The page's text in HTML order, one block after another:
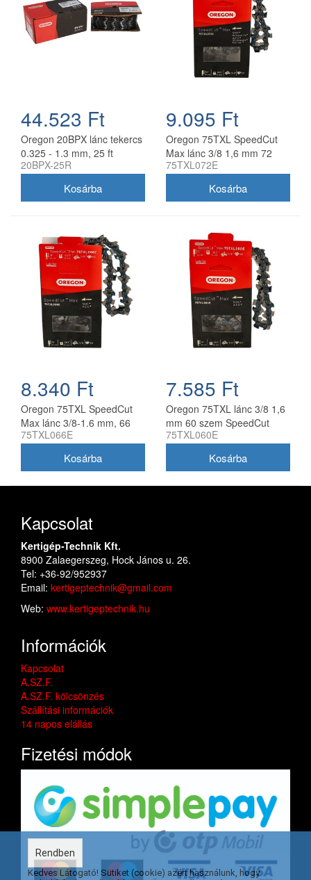
44.523 Ft
Oregon 20BPX lánc tekercs
0.325 - 1.3 mm, 25 ft
20BPX-25R
9.095 Ft
Oregon 75TXL SpeedCut
Max lánc 3/8 1,6 mm 72
szem
75TXL072E
8.340 Ft
Oregon 75TXL SpeedCut
Max lánc 3/8-1.6 mm, 66
szem
75TXL066E
7.585 Ft
Oregon 75TXL lánc 3/8 1,6
mm 60 szem SpeedCut
Max
75TXL060E
Kapcsolat
Kertigép-Technik Kft.
8900 Zalaegerszeg, Hock János u. 26.
Tel: +36-92/952937
Email: kertigeptechnik@gmail.com
Web: www.kertigeptechnik.hu
Információk
Kapcsolat
A.SZ.F.
A.SZ.F. kölcsönzés
Szállítási információk
14 napos elállás
Fizetési módok
Rendben
Kedves Látogató! Sütiket (cookie) azért használunk, hogy